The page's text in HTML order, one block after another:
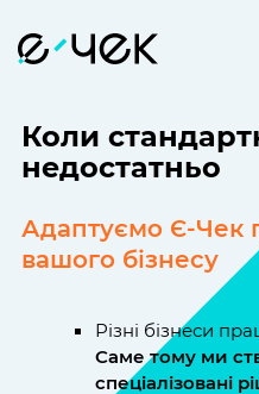
Коли
недостатньо
Адаптуємо Є-Чек
вашого бізнесу
Різні бізнеси
Саме тому ми
спеціалізовані